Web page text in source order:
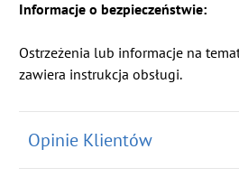
Informacje o bezpieczeństwie:
Ostrzeżenia lub informacje na
zawiera instrukcja obsługi.
Opinie Klientów